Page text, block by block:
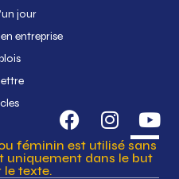
jour
entreprise
féminin est utilisé sans
uniquement dans le but
le texte.